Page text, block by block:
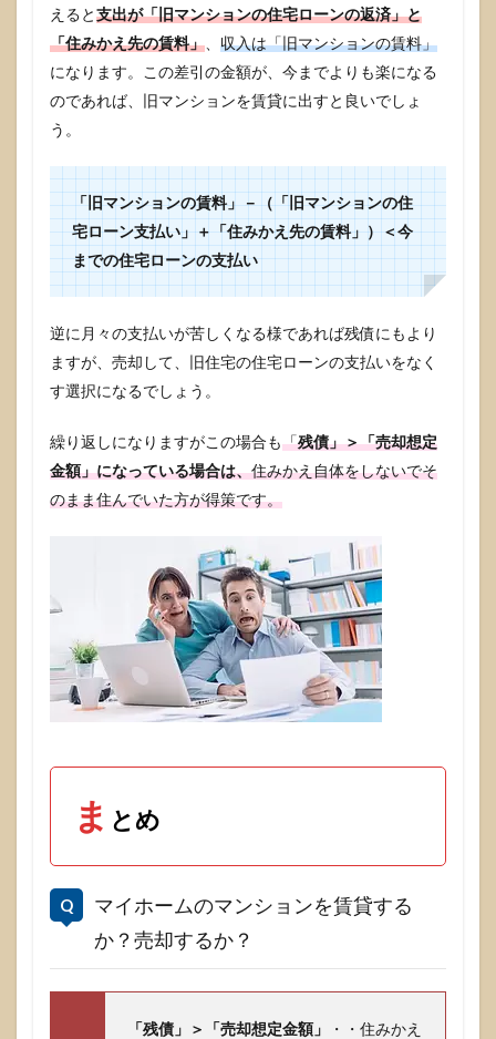
えると 支出が「旧マンションの住宅ローンの返済」と
「住みかえ先の賃料」、 収入は「旧マンションの賃料」
になります。この差引の金額が、今までよりも楽になる
のであれば、旧マンションを賃貸に出すと良いでしょ
う。
「旧マンションの賃料」－（「旧マンションの住
宅ローン支払い」＋「住みかえ先の賃料」）＜今
までの住宅ローンの支払い
逆に月々の支払いが苦しくなる様であれば残債にもより
ますが、売却して、旧住宅の住宅ローンの支払いをなく
す選択になるでしょう。
繰り返しになりますがこの場合も「残債」＞「売却想定
金額」になっている場合は、住みかえ自体をしないでそ
のまま住んでいた方が得策です。
ま とめ
マイホームのマンションを賃貸する
か？売却するか？
「残債」＞「売却想定金額」
・・住みかえ